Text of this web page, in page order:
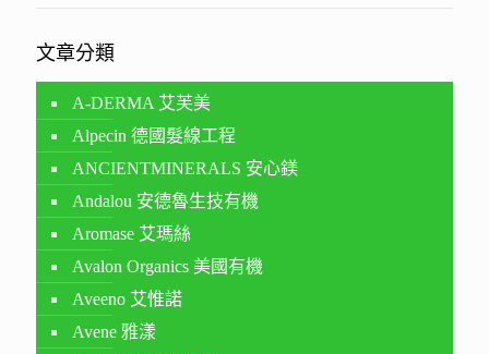
文章分類
A-DERMA 艾芙美
Alpecin 德國髮線工程
ANCIENTMINERALS 安心鎂
Andalou 安德魯生技有機
Aromase 艾瑪絲
Avalon Organics 美國有機
Aveeno 艾惟諾
Avene 雅漾